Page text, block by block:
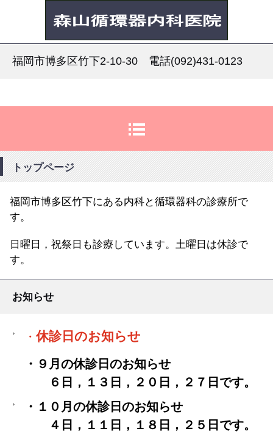
森山循環器内科医院
福岡市博多区竹下2-10-30 電話(092)431-0123
トップページ
福岡市博多区竹下にある内科と循環器科の診療所で
す。
日曜日，祝祭日も診療しています。土曜日は休診で
す。
お知らせ
・休診日のお知らせ
・ ９月の休診日のお知らせ
６日，１３日，２０日，２７日です。
・ １０月の休診日のお知らせ
４日，１１日，１８日，２５日です。